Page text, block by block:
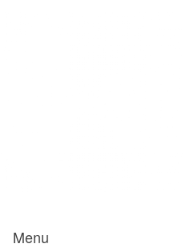
Mamili1910
Menu